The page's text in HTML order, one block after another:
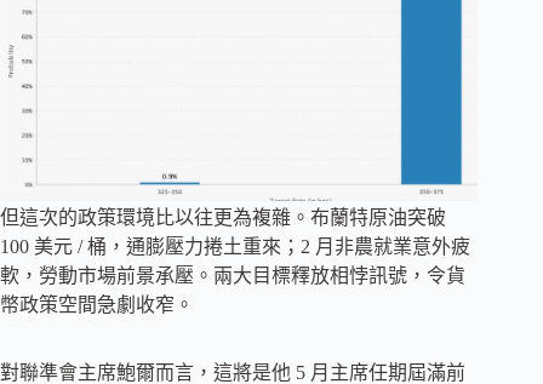
但這次的政策環境比以往更為複雜。布蘭特原油突破
100 美元 / 桶，通膨壓力捲土重來；2 月非農就業意外疲
軟，勞動市場前景承壓。兩大目標釋放相悖訊號，令貨
幣政策空間急劇收窄。
對聯準會主席鮑爾而言，這將是他 5 月主席任期屆滿前